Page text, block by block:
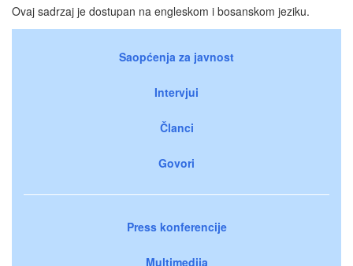
Ovaj sadrzaj je dostupan na engleskom i bosanskom jeziku.
Saopćenja za javnost
Intervjui
Članci
Govori
Press konferencije
Multimedija